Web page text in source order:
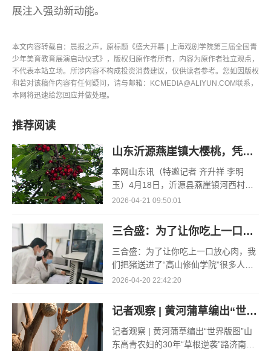
展注入强劲新动能。
本文内容转载自：晨报之声，原标题《盛大开幕 | 上海戏剧学院第三届全国青
少年美育教育展演启动仪式》，版权归原作者所有，内容为原作者独立观点，
不代表本站立场。所涉内容不构成投资消费建议，仅供读者参考。您如因版权
和若对该稿件内容有任何疑问，请与邮箱：KCMEDIA@ALIYUN.COM联系，
本网将迅速给您回应并做处理。
推荐阅读
山东沂源燕崖镇大樱桃，凭什么一路领“鲜”
本网山东讯（特邀记者 齐升祥 李明
玉）4月18日，沂源县燕崖镇河西村孟
凡红的空调大棚里，大棚樱桃的采收却
桃，其
2026-04-21 09:50:01
三合盛：为了让你吃上一口放心肉，我们把猪送进了“高山修仙学院”
三合盛：为了让你吃上一口放心肉，我
们把猪送进了“高山修仙学院”很多人问
我，现在的生鲜赛道已经卷成麻花了，
这样？答案其实很简单
2026-04-20 22:42:20
记者观察 | 黄河蒲草编出“世界版图”
记者观察 | 黄河蒲草编出“世界版图”山
东高青农妇的30年“草根逆袭”路济南电